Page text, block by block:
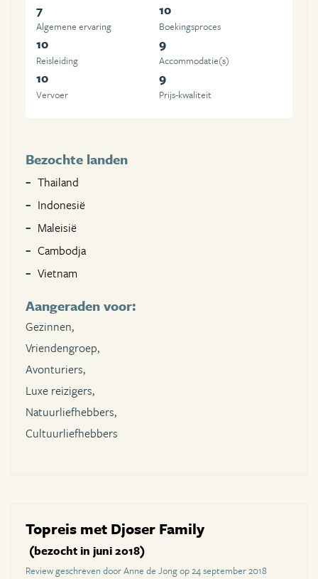
7
Algemene ervaring
10
Boekingsproces
10
Reisleiding
9
Accommodatie(s)
10
Vervoer
9
Prijs-kwaliteit
Bezochte landen
Thailand
Indonesië
Maleisië
Cambodja
Vietnam
Aangeraden voor:
Gezinnen,
Vriendengroep,
Avonturiers,
Luxe reizigers,
Natuurliefhebbers,
Cultuurliefhebbers
Topreis met Djoser Family
(bezocht in juni 2018)
Review geschreven door Anne de Jong op 24 september 2018